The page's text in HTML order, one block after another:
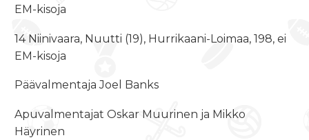
EM-kisoja
14 Niinivaara, Nuutti (19), Hurrikaani-Loimaa, 198, ei
EM-kisoja
Päävalmentaja Joel Banks
Apuvalmentajat Oskar Muurinen ja Mikko
Häyrinen